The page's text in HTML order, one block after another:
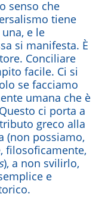
senso che
tiene
e le
si manifesta. È
Conciliare
facile. Ci si
se facciamo
umana che è
ci porta a
greco alla
(non possiamo,
filosoficamente,
), a non svilirlo,
e